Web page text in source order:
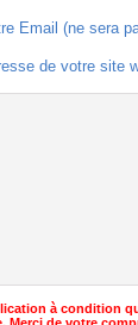
Email (ne sera
de votre site
à condition